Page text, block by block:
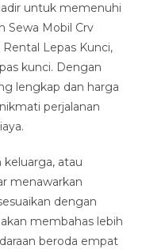
untuk memenuhi
Sewa Mobil Crv
Lepas Kunci,
kunci. Dengan
lengkap dan harga
perjalanan
keluarga, atau
menawarkan
dengan
membahas lebih
beroda empat